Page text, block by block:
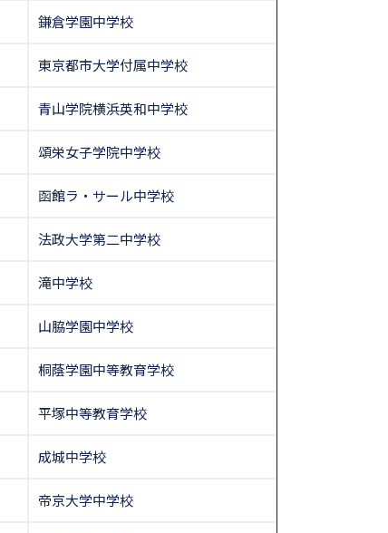
鎌倉学園中学校
東京都市大学付属中学校
青山学院横浜英和中学校
頌栄女子学院中学校
函館ラ・サール中学校
法政大学第二中学校
滝中学校
山脇学園中学校
桐蔭学園中等教育学校
平塚中等教育学校
成城中学校
帝京大学中学校